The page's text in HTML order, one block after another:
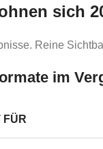
sich
Reine
im
FÜR